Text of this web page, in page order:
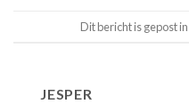
Dit bericht is gepost in
JESPER